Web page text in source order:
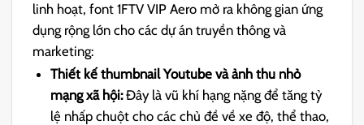
linh hoạt, font 1FTV VIP Aero mở ra không gian ứng
dụng rộng lớn cho các dự án truyền thông và
marketing:
Thiết kế thumbnail Youtube và ảnh thu nhỏ
mạng xã hội:Đây là vũ khí hạng nặng để tăng tỷ
lệ nhấp chuột cho các chủ đề về xe độ, thể thao,